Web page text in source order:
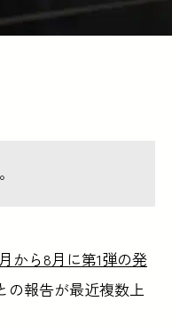
から8月に第1弾の発
の報告が最近複数上